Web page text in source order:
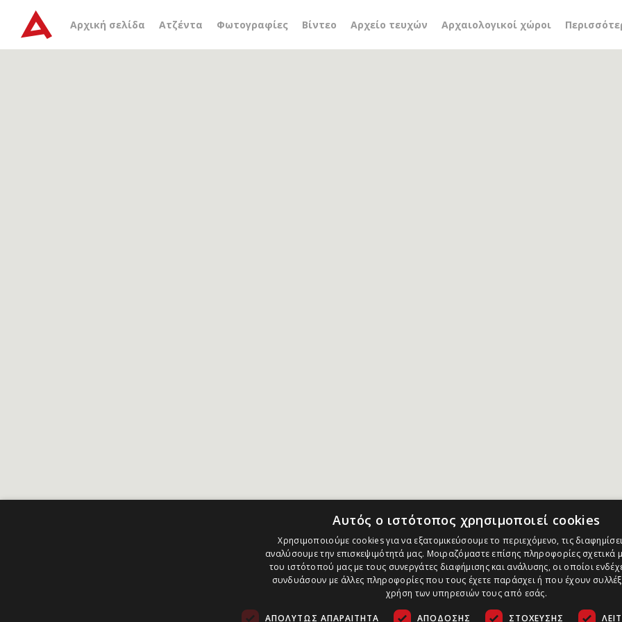
Αρχική σελίδα Ατζέντα Φωτογραφίες Βίντεο Αρχείο τευχών Αρχαιολογικοί χώροι
Αρχείο ετικέτας οθωμανικοί χρόνοι
Αυτός ο ιστότοπος χρησιμοποιεί cookies
Χρησιμοποιούμε cookies για να εξατομικεύσουμε το περιεχόμενο, τις
αναλύσουμε την επισκεψιμότητά μας. Μοιραζόμαστε επίσης πληροφορίες σχετικά
του ιστότοπού μας με τους συνεργάτες διαφήμισης και ανάλυσης, οι οποίοι
συνδυάσουν με άλλες πληροφορίες που τους έχετε παράσχει ή που έχουν
χρήση των υπηρεσιών τους από εσάς.
ΑΠΟΛΎΤΩΣ ΑΠΑΡΑΊΤΗΤΑ ΑΠΌΔΟΣΗΣ ΣΤΌΧΕΥΣΗΣ